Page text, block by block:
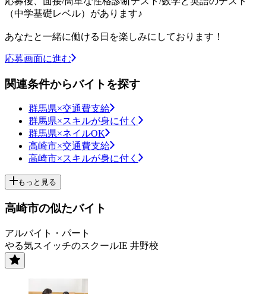
（中学基礎レベル）があります♪
あなたと一緒に働ける日を楽しみにしております！
応募画面に進む
関連条件からバイトを探す
群馬県×交通費支給
群馬県×スキルが身に付く
群馬県×ネイルOK
高崎市×交通費支給
高崎市×スキルが身に付く
もっと見る
高崎市の似たバイト
アルバイト・パート
やる気スイッチのスクールIE 井野校